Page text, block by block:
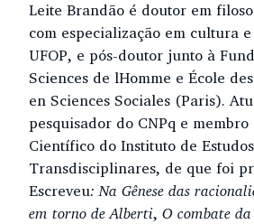
Leite Brandão é doutor em
com especialização em cultura
UFOP, e pós-doutor junto à
Sciences de lHomme e École
en Sciences Sociales (Paris).
pesquisador do CNPq e membro
Científico do Instituto de
Transdisciplinares, de que foi
Escreveu: Na Gênese das
em torno de Alberti, O combate